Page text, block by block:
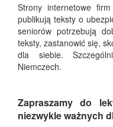
Strony internetowe
publikują teksty o
seniorów potrzebują
teksty, zastanowić się,
dla siebie.
Niemczech.
Zapraszamy do
niezwykle ważnych